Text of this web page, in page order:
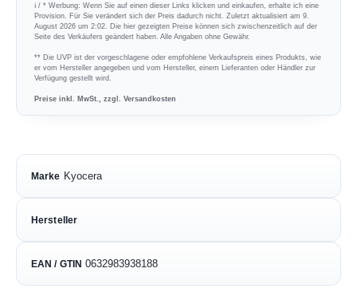
ℹ︎ / * Werbung: Wenn Sie auf einen dieser Links klicken und einkaufen, erhalte ich eine
Provision. Für Sie verändert sich der Preis dadurch nicht. Zuletzt aktualisiert am 9.
August 2026 um 2:02. Die hier gezeigten Preise können sich zwischenzeitlich auf der
Seite des Verkäufers geändert haben. Alle Angaben ohne Gewähr.
** Die UVP ist der vorgeschlagene oder empfohlene Verkaufspreis eines Produkts, wie
er vom Hersteller angegeben und vom Hersteller, einem Lieferanten oder Händler zur
Verfügung gestellt wird.
Preise inkl. MwSt., zzgl. Versandkosten
Marke Kyocera
Hersteller
EAN / GTIN 0632983938188